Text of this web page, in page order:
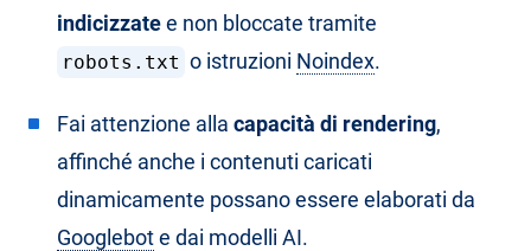
indicizzatee non bloccate tramite
robots.txt o istruzioni Noindex.
Fai attenzione alla capacità di rendering,
affinché anche i contenuti caricati
dinamicamente possano essere elaborati da
Googlebote dai modelli AI.